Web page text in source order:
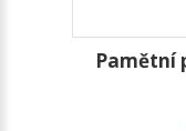
Pamětní